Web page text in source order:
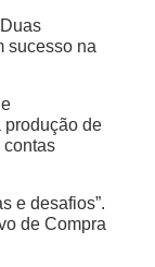
sucesso na
produção de
contas
e desafios”.
de Compra